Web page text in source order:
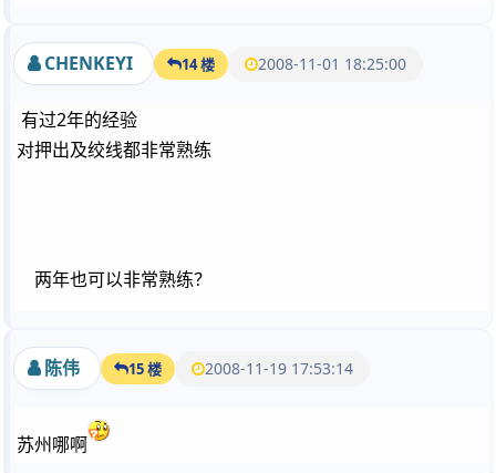
CHENKEYI 14 楼 2008-11-01 18:25:00
有过2年的经验
对押出及绞线都非常熟练
两年也可以非常熟练？
陈伟 15 楼 2008-11-19 17:53:14
苏州哪啊